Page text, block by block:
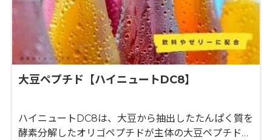
大豆ペプチド【ハイニュートDC8】
ハイニュートDC8は、大豆から抽出したたんぱく質を
酵素分解したオリゴペプチドが主体の大豆ペプチドで